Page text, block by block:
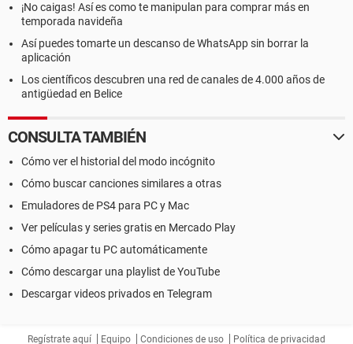
¡No caigas! Así es como te manipulan para comprar más en
temporada navideña
Así puedes tomarte un descanso de WhatsApp sin borrar la
aplicación
Los científicos descubren una red de canales de 4.000 años de
antigüedad en Belice
CONSULTA TAMBIÉN
Cómo ver el historial del modo incógnito
Cómo buscar canciones similares a otras
Emuladores de PS4 para PC y Mac
Ver películas y series gratis en Mercado Play
Cómo apagar tu PC automáticamente
Cómo descargar una playlist de YouTube
Descargar videos privados en Telegram
Regístrate aquí Equipo Condiciones de uso Política de privacidad